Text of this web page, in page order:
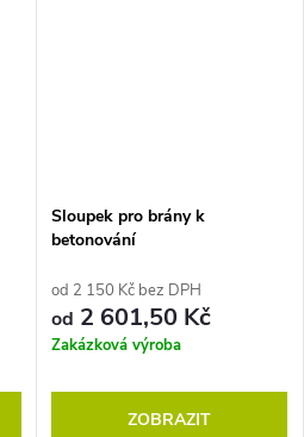
Sloupek pro brány k
betonování
od 2 150 Kč bez DPH
od 2 601,50 Kč
Zakázková výroba
ZOBRAZIT